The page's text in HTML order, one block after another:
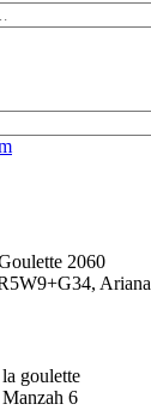
2060
Ariana
goulette
6